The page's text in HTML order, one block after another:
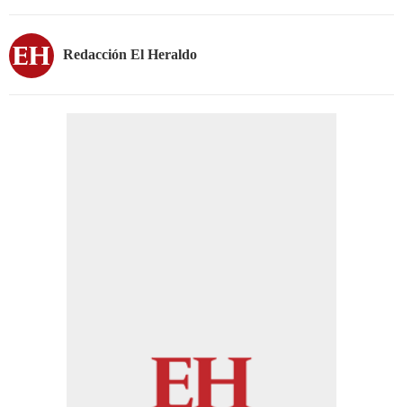
Redacción El Heraldo